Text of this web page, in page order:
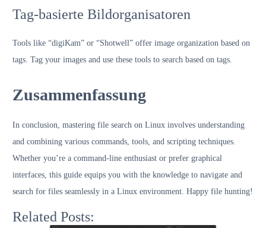
Tag-basierte Bildorganisatoren
Tools like “digiKam” or “Shotwell” offer image organization based on
tags. Tag your images and use these tools to search based on tags.
Zusammenfassung
In conclusion, mastering file search on Linux involves understanding
and combining various commands, tools, and scripting techniques.
Whether you’re a command-line enthusiast or prefer graphical
interfaces, this guide equips you with the knowledge to navigate and
search for files seamlessly in a Linux environment. Happy file hunting!
Related Posts: